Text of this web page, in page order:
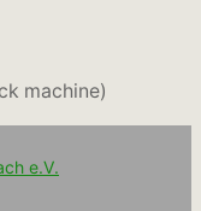
machine)